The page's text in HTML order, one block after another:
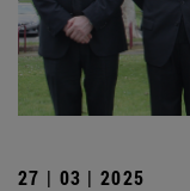
27 | 03 | 2025